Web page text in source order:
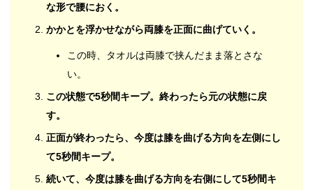
な形で腰におく。
かかとを浮かせながら両膝を正面に曲げていく。
この時、タオルは両膝で挟んだまま落とさな
い。
この状態で5秒間キープ。終わったら元の状態に戻
す。
正面が終わったら、今度は膝を曲げる方向を左側にし
て5秒間キープ。
続いて、今度は膝を曲げる方向を右側にして5秒間キ